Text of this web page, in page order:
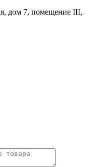
дом 7, помещение III,